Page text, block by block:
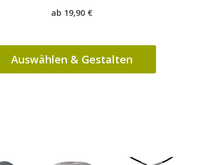
ab 19,90 €
Auswählen & Gestalten